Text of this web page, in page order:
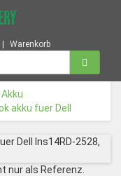
Warenkorb
akku fuer Dell
nur als Referenz.